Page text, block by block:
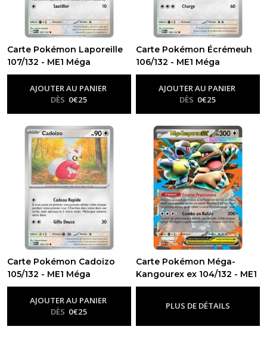
Carte Pokémon Laporeille
107/132 - ME1 Méga
évolution-Me01 - Méga
ÉvolutionAJOUTER AU PANIER
DÈS 0€25
Carte Pokémon Écrémeuh
106/132 - ME1 Méga
évolution-Me01 - Méga
ÉvolutionAJOUTER AU PANIER
DÈS 0€25
Carte Pokémon Cadoizo
105/132 - ME1 Méga
évolution-Me01 - Méga
ÉvolutionAJOUTER AU PANIER
DÈS 0€25
Carte Pokémon Méga-
Kangourex ex 104/132 - ME1
Méga évolution-Me01 - Méga
PLUS DE DÉTAILS